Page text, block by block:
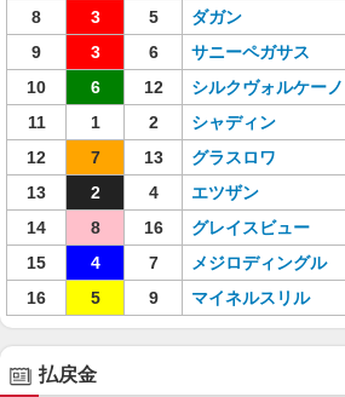
8
3 5 ダガン
9
3 6 サニーペガサス
10
6 12 シルクヴォルケーノ
11
1 2 シャディン
12
7 13 グラスロワ
13
2 4 エツザン
14
8 16 グレイスビュー
15
4 7 メジロディングル
16
5 9 マイネルスリル
払戻金